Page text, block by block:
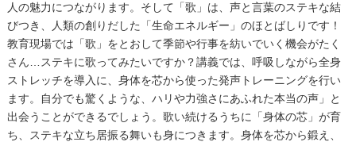
人の魅力につながります。そして「歌」は、声と言葉のステキな結
びつき、人類の創りだした「生命エネルギー」のほとばしりです！
教育現場では「歌」をとおして季節や行事を紡いでいく機会がたく
さん…ステキに歌ってみたいですか？講義では、呼吸しながら全身
ストレッチを導入に、身体を芯から使った発声トレーニングを行い
ます。自分でも驚くような、ハリや力強さにあふれた本当の声」と
出会うことができるでしょう。歌い続けるうちに「身体の芯」が育
ち、ステキな立ち居振る舞いも身につきます。身体を芯から鍛え、